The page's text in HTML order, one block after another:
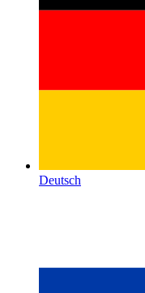
Deutsch